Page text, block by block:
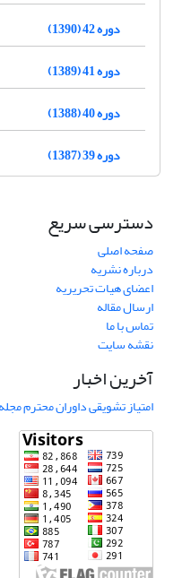
دوره 42 (1390)
دوره 41 (1389)
دوره 40 (1388)
دوره 39 (1387)
دسترسی سریع
صفحه اصلی
درباره نشریه
اعضای هیات تحریریه
ارسال مقاله
تماس با ما
نقشه سایت
آخرین اخبار
امتیاز تشویقی داوران محترم مجله